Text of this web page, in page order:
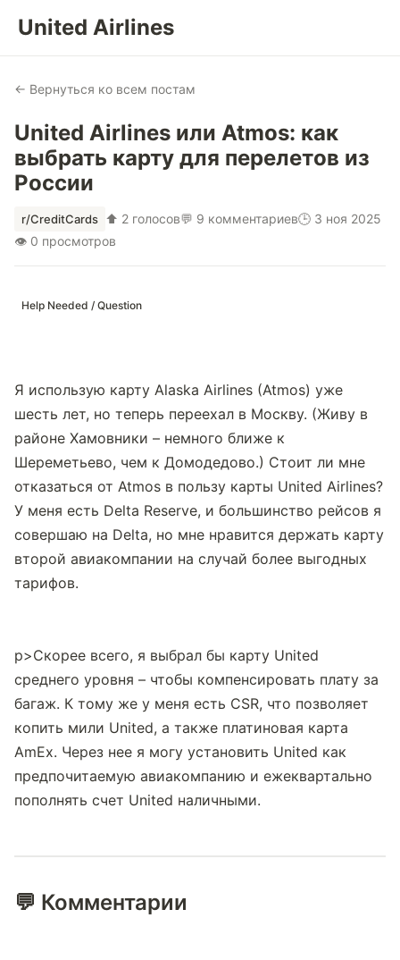
United Airlines
← Вернуться ко всем постам
United Airlines или Atmos: как
выбрать карту для перелетов из
России
r/CreditCards ⬆ 2 голосов💬 9 комментариев🕒 3 ноя 2025
👁 0 просмотров
Help Needed / Question
Я использую карту Alaska Airlines (Atmos) уже
шесть лет, но теперь переехал в Москву. (Живу в
районе Хамовники – немного ближе к
Шереметьево, чем к Домодедово.) Стоит ли мне
отказаться от Atmos в пользу карты United Airlines?
У меня есть Delta Reserve, и большинство рейсов я
совершаю на Delta, но мне нравится держать карту
второй авиакомпании на случай более выгодных
тарифов.
p>Скорее всего, я выбрал бы карту United
среднего уровня – чтобы компенсировать плату за
багаж. К тому же у меня есть CSR, что позволяет
копить мили United, а также платиновая карта
AmEx. Через нее я могу установить United как
предпочитаемую авиакомпанию и ежеквартально
пополнять счет United наличными.
💬 Комментарии